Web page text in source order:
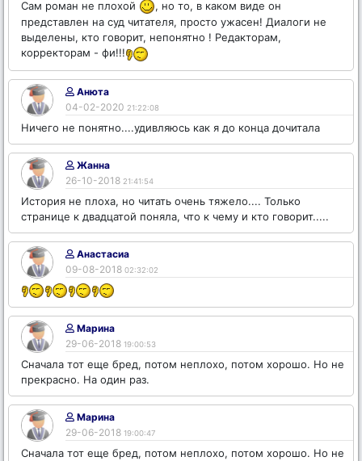
Сам роман не плохой
, но то, в каком виде он
представлен на суд читателя, просто ужасен! Диалоги не
выделены, кто говорит, непонятно ! Редакторам,
корректорам - фи!!!
Анюта
04-02-2020 21:22:08
Ничего не понятно....удивляюсь как я до конца дочитала
Жанна
26-10-2018 21:41:54
История не плоха, но читать очень тяжело.... Только
странице к двадцатой поняла, что к чему и кто говорит.....
Анастасиа
09-08-2018 02:32:02
Марина
29-06-2018 19:00:53
Сначала тот еще бред, потом неплохо, потом хорошо. Но не
прекрасно. На один раз.
Марина
29-06-2018 19:00:47
Сначала тот еще бред, потом неплохо, потом хорошо. Но не